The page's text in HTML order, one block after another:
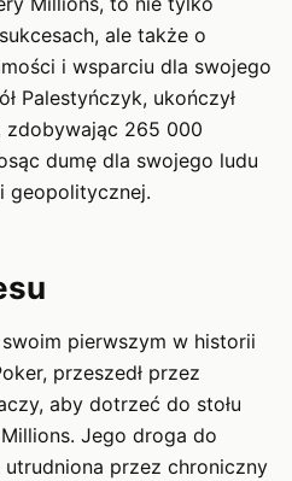
ale także o
i wsparciu dla swojego
Palestyńczyk, ukończył
zdobywając 265 000
dumę dla swojego ludu
geopolitycznej.
pierwszym w historii
przeszedł przez
aby dotrzeć do stołu
Jego droga do
utrudniona przez chroniczny